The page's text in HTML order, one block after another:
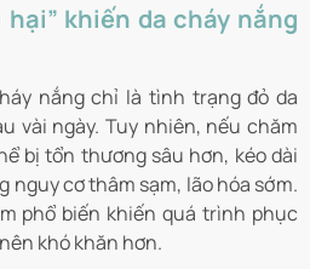
khiến da cháy nắng
nắng chỉ là tình trạng đỏ da
vài ngày. Tuy nhiên, nếu chăm
bị tổn thương sâu hơn, kéo dài
nguy cơ thâm sạm, lão hóa sớm.
phổ biến khiến quá trình phục
khó khăn hơn.